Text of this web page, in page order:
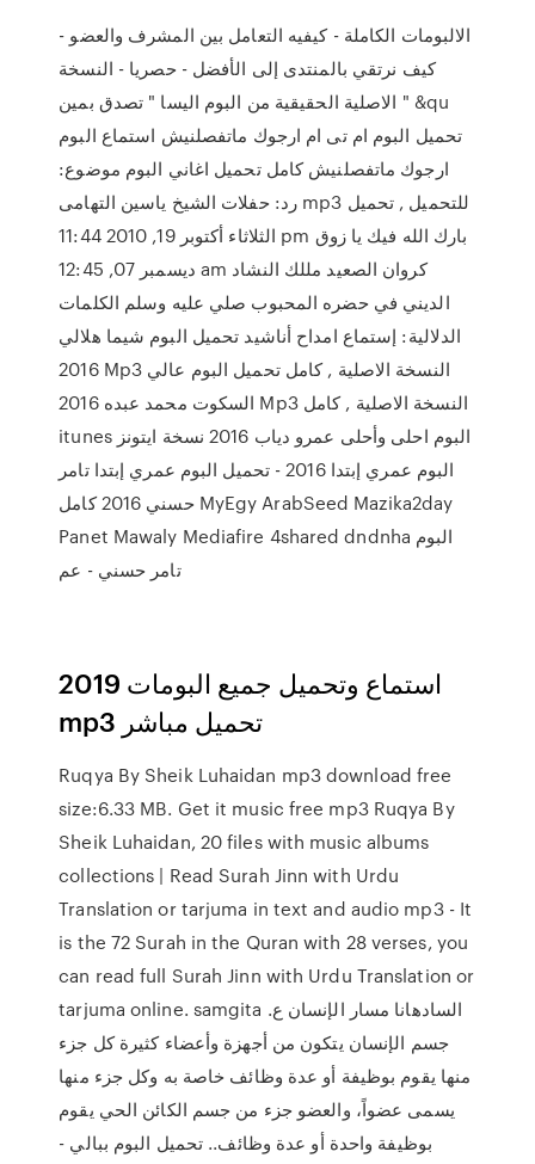
الالبومات الكاملة - كيفيه التعامل بين المشرف والعضو -
كيف نرتقي بالمنتدى إلى الأفضل - حصريا - النسخة
الاصلية الحقيقية من البوم اليسا " تصدق بمين " &qu
تحميل البوم ام تى ام ارجوك ماتفصلنيش استماع البوم
ارجوك ماتفصلنيش كامل تحميل اغاني البوم موضوع:
رد: حفلات الشيخ ياسين التهامى mp3 للتحميل , تحميل
الثلاثاء أكتوبر 19, 2010 11:44 pm بارك الله فيك يا زوق
ديسمبر 07, 12:45 am كروان الصعيد مللك النشاد
الديني في حضره المحبوب صلي عليه وسلم الكلمات
الدلالية: إستماع امداح أناشيد تحميل البوم شيما هلالي
2016 Mp3 النسخة الاصلية , كامل تحميل البوم عالي
السكوت محمد عبده 2016 Mp3 النسخة الاصلية , كامل
itunes البوم احلى وأحلى عمرو دياب 2016 نسخة ايتونز
البوم عمري إبتدا 2016 - تحميل البوم عمري إبتدا تامر
حسني 2016 كامل MyEgy ArabSeed Mazika2day
Panet Mawaly Mediafire 4shared dndnha البوم
تامر حسني - عم
استماع وتحميل جميع البومات 2019
mp3 تحميل مباشر
Ruqya By Sheik Luhaidan mp3 download free
size:6.33 MB. Get it music free mp3 Ruqya By
Sheik Luhaidan, 20 files with music albums
collections | Read Surah Jinn with Urdu
Translation or tarjuma in text and audio mp3 - It
is the 72 Surah in the Quran with 28 verses, you
can read full Surah Jinn with Urdu Translation or
tarjuma online. samgita السادهانا مسار الإنسان ع.
جسم الإنسان يتكون من أجهزة وأعضاء كثيرة كل جزء
منها يقوم بوظيفة أو عدة وظائف خاصة به وكل جزء منها
يسمى عضواً، والعضو جزء من جسم الكائن الحي يقوم
بوظيفة واحدة أو عدة وظائف.. تحميل البوم ببالي -